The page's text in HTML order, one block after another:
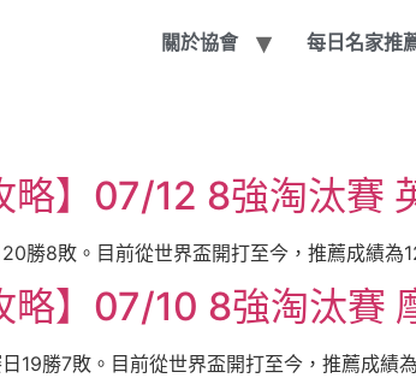
關於協會 每日名家推
略】07/12 8強淘汰賽
20勝8敗。目前從世界盃開打至今，推薦成績
略】07/10 8強淘汰賽
19勝7敗。目前從世界盃開打至今，推薦成